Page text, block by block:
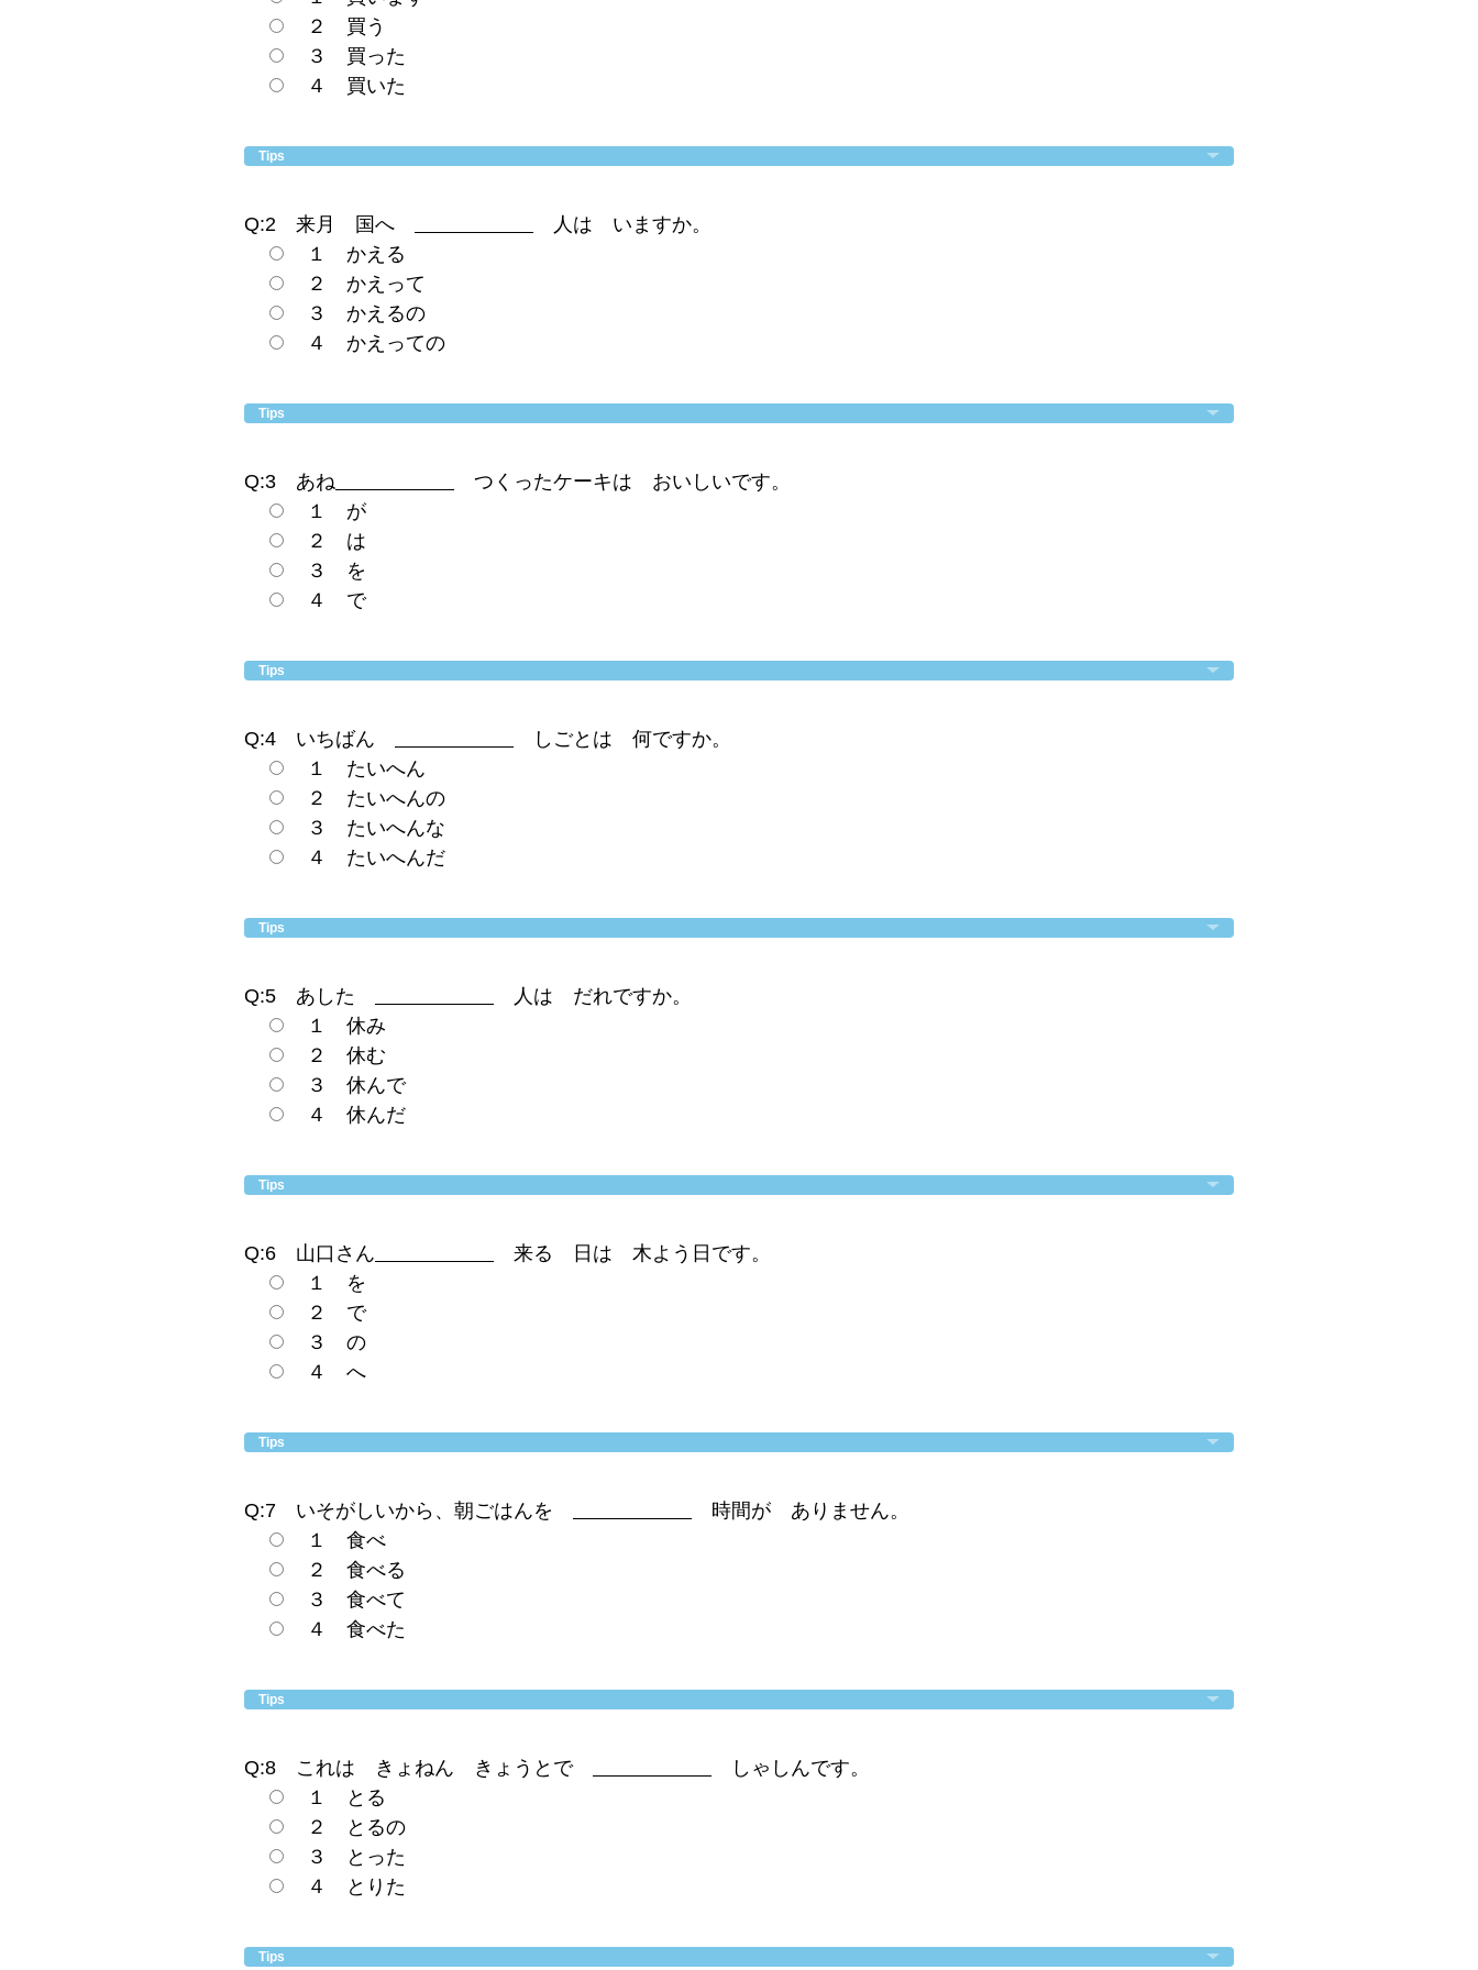
２ 買う
３ 買った
４ 買いた
Tips
Q:2 来月 国へ
人は いますか。
１ かえる
２ かえって
３ かえるの
４ かえっての
Tips
Q:3 あね
つくったケーキは おいしいです。
１ が
２ は
３ を
４ で
Tips
Q:4 いちばん
しごとは 何ですか。
１ たいへん
２ たいへんの
３ たいへんな
４ たいへんだ
Tips
Q:5 あした
人は だれですか。
１ 休み
２ 休む
３ 休んで
４ 休んだ
Tips
Q:6 山口さん
来る 日は 木よう日です。
１ を
２ で
３ の
４ へ
Tips
Q:7 いそがしいから、朝ごはんを
時間が ありません。
１ 食べ
２ 食べる
３ 食べて
４ 食べた
Tips
Q:8 これは きょねん きょうとで
しゃしんです。
１ とる
２ とるの
３ とった
４ とりた
Tips